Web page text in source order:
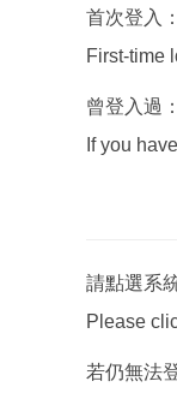
首次登入
First-time
曾登入過
If you
請點選系
Please
若仍無法